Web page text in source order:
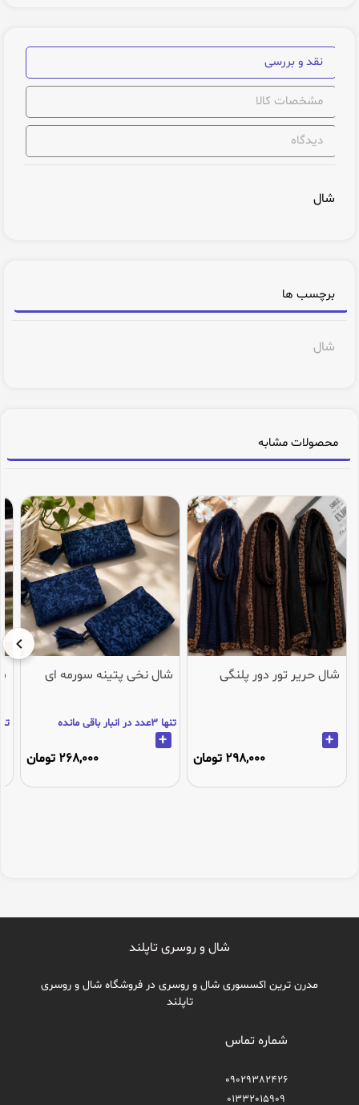
نقد و بررسی
مشخصات کالا
دیدگاه
شال
برچسب ها
شال
محصولات مشابه
شال حریر تور دور پلنگی
+
298,000 تومان
شال نخی پتینه سورمه ای
تنها 3عدد در انبار باقی مانده
+
268,000 تومان
تنها 2عدد
شال و روسری تاپلند
مدرن ترین اکسسوری شال و روسری در فروشگاه شال و روسری
تاپلند
شماره تماس
09029382426
01332015909